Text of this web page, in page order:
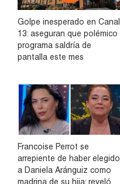
Golpe inesperado en Canal
13: aseguran que polémico
programa saldría de
pantalla este mes
Francoise Perrot se
arrepiente de haber elegido
a Daniela Aránguiz como
madrina de su hija: reveló